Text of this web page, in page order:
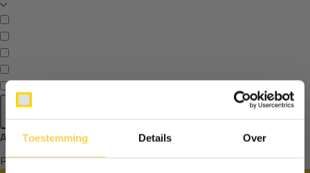
Toestemming Details Over
Apply filters
Afdekzeil zwembad 366 rond
ProductenOntvang €5,- korting!